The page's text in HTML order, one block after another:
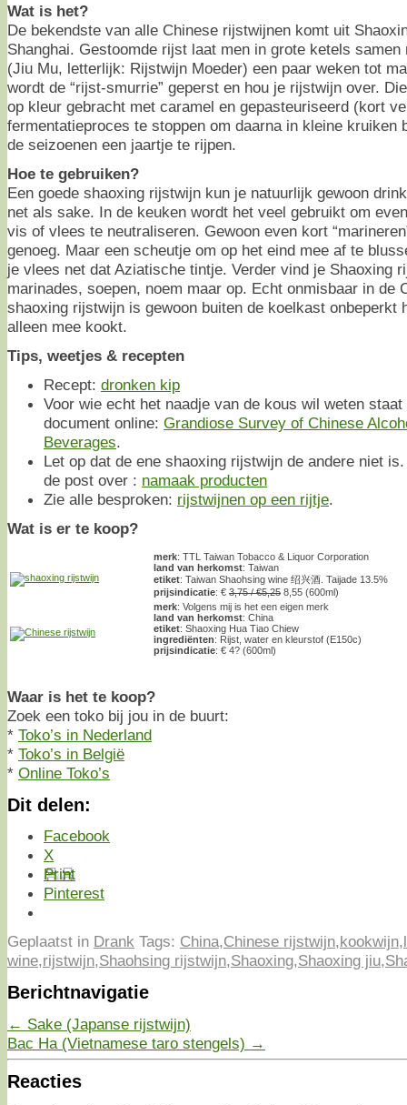
Wat is het?
De bekendste van alle Chinese rijstwijnen komt uit
Shanghai. Gestoomde rijst laat men in grote ketels
(Jiu Mu, letterlijk: Rijstwijn Moeder) een paar weken tot
wordt de “rijst-smurrie” geperst en hou je rijstwijn over.
op kleur gebracht met caramel en gepasteuriseerd (kort
fermentatieproces te stoppen om daarna in kleine kruiken
de seizoenen een jaartje te rijpen.
Hoe te gebruiken?
Een goede shaoxing rijstwijn kun je natuurlijk gewoon
net als sake. In de keuken wordt het veel gebruikt om
vis of vlees te neutraliseren. Gewoon even kort
genoeg. Maar een scheutje om op het eind mee af te
je vlees net dat Aziatische tintje. Verder vind je Shaoxing
marinades, soepen, noem maar op. Echt onmisbaar in de
shaoxing rijstwijn is gewoon buiten de koelkast onbeperkt
alleen mee kookt.
Tips, weetjes & recepten
Recept: dronken kip
Voor wie echt het naadje van de kous wil weten
document online: Grandiose Survey of Chinese
Beverages.
Let op dat de ene shaoxing rijstwijn de andere niet
de post over : namaak producten
Zie alle besproken: rijstwijnen op een rijtje.
Wat is er te koop?
merk: TTL Taiwan Tobacco & Liquor Corporation
land van herkomst: Taiwan
etiket: Taiwan Shaohsing wine 绍兴酒. Taijade 13.5%
prijsindicatie: € 3,75 / €5,25 8,55 (600ml)
merk: Volgens mij is het een eigen merk
land van herkomst: China
etiket: Shaoxing Hua Tiao Chiew
ingrediënten: Rijst, water en kleurstof (E150c)
prijsindicatie: € 4? (600ml)
Waar is het te koop?
Zoek een toko bij jou in de buurt:
* Toko’s in Nederland
* Toko’s in België
* Online Toko’s
Dit delen:
Facebook
X
Print
Pinterest
Geplaatst in Drank Tags: China,Chinese rijstwijn,kookwijn,
wine,rijstwijn,Shaohsing rijstwijn,Shaoxing,Shaoxing jiu,
Berichtnavigatie
← Sake (Japanse rijstwijn)
Bac Ha (Vietnamese taro stengels) →
Reacties